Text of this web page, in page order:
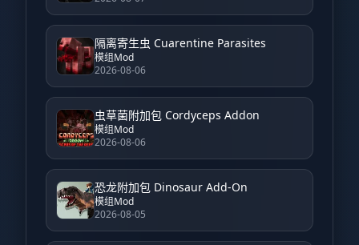
隔离寄生虫 Cuarentine Parasites
模组Mod
2026-08-06
虫草菌附加包 Cordyceps Addon
模组Mod
2026-08-06
恐龙附加包 Dinosaur Add-On
模组Mod
2026-08-05